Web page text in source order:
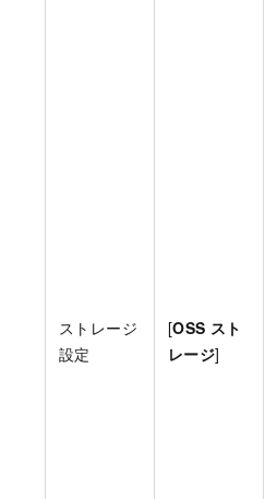
ストレージ
設定
[OSS スト
レージ]